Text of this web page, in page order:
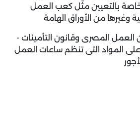
بالتعيين مثل كعب العمل
وغيرها من الأوراق الهامة
العمل المصرى وقانون التأمينات -
على المواد التى تنظم ساعات العمل